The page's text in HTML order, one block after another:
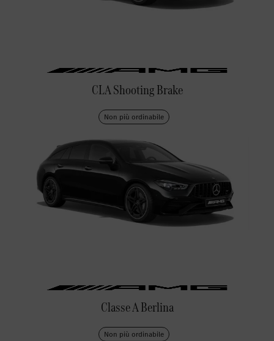
CLA Shooting Brake
Non più ordinabile
Classe A Berlina
Non più ordinabile